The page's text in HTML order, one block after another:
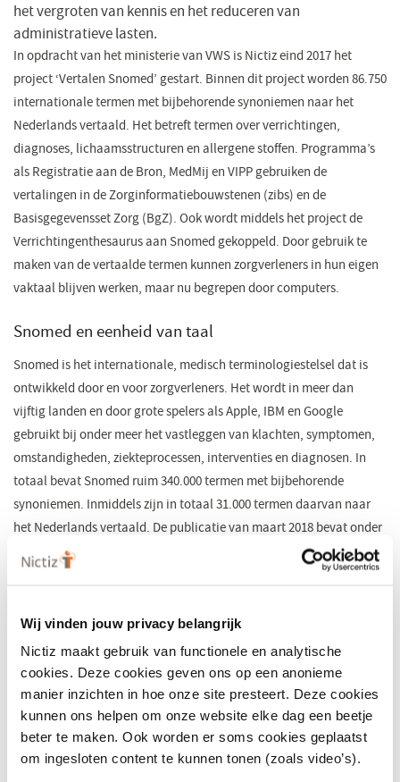
Wij vinden jouw privacy belangrijk
Nictiz maakt gebruik van functionele en analytische
cookies. Deze cookies geven ons op een anonieme
manier inzichten in hoe onze site presteert. Deze cookies
kunnen ons helpen om onze website elke dag een beetje
beter te maken. Ook worden er soms cookies geplaatst
om ingesloten content te kunnen tonen (zoals video’s).
het vergroten van kennis en het reduceren van
administratieve lasten.
In opdracht van het ministerie van VWS is Nictiz eind 2017 het
project ‘Vertalen Snomed’ gestart. Binnen dit project worden 86.750
internationale termen met bijbehorende synoniemen naar het
Nederlands vertaald. Het betreft termen over verrichtingen,
diagnoses, lichaamsstructuren en allergene stoffen. Programma’s
als Registratie aan de Bron, MedMij en VIPP gebruiken de
vertalingen in de Zorginformatiebouwstenen (zibs) en de
Basisgegevensset Zorg (BgZ). Ook wordt middels het project de
Verrichtingenthesaurus aan Snomed gekoppeld. Door gebruik te
maken van de vertaalde termen kunnen zorgverleners in hun eigen
vaktaal blijven werken, maar nu begrepen door computers.
Snomed en eenheid van taal
Snomed is het internationale, medisch terminologiestelsel dat is
ontwikkeld door en voor zorgverleners. Het wordt in meer dan
vijftig landen en door grote spelers als Apple, IBM en Google
gebruikt bij onder meer het vastleggen van klachten, symptomen,
omstandigheden, ziekteprocessen, interventies en diagnosen. In
totaal bevat Snomed ruim 340.000 termen met bijbehorende
synoniemen. Inmiddels zijn in totaal 31.000 termen daarvan naar
het Nederlands vertaald. De publicatie van maart 2018 bevat onder
meer de complete lijst van allergene stoffen.
Eenheid van taal zorgt ervoor dat informatie tussen zorgverleners
misinterpretaties worden voorkomen. Het maakt de inzet van
beslissingsondersteuning (clinical decision support) mogelijk. Ook
kunnen gegevens worden hergebruikt voor wetenschappelijk
onderzoek, kwaliteitsregistraties en facturatie. Dit vermindert de
administratieve lasten. Zo wordt niet alleen de kwaliteit van de
zorg voor de individuele patiënt verbeterd, maar krijgt het hele
zorgproces een positieve impuls.